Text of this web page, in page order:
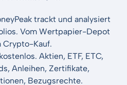
trackt und analysiert
Vom Wertpapier-Depot
Crypto-Kauf.
Aktien, ETF, ETC,
Anleihen, Zertifikate,
Bezugsrechte.